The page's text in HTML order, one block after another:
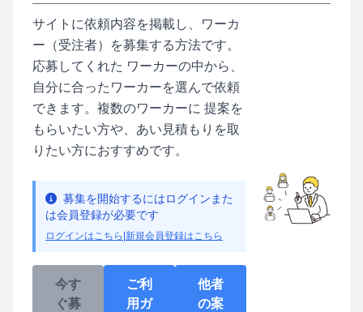
サイトに依頼内容を掲載し、ワーカ
ー（受注者）を募集する方法です。
応募してくれた ワーカーの中から、
自分に合ったワーカーを選んで依頼
できます。複数のワーカーに 提案を
もらいたい方や、あい見積もりを取
りたい方におすすめです。
募集を開始するにはログインまた
は会員登録が必要です
ログインはこちら 新規会員登録はこちら
今す
ぐ募
ご利
用ガ
他者
の案